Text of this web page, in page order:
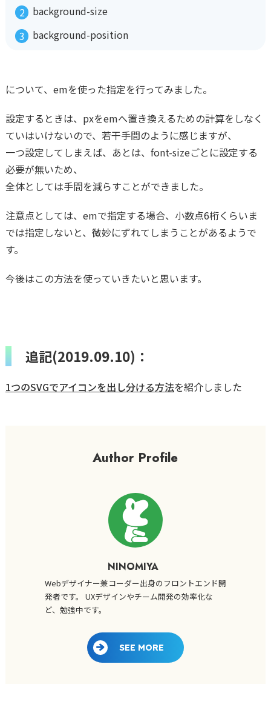
background-size
background-position
について、emを使った指定を行ってみました。
設定するときは、pxをemへ置き換えるための計算をしなく
ていはいけないので、若干手間のように感じますが、
一つ設定してしまえば、あとは、font-sizeごとに設定する
必要が無いため、
全体としては手間を減らすことができました。
注意点としては、emで指定する場合、小数点6桁くらいま
では指定しないと、微妙にずれてしまうことがあるようで
す。
今後はこの方法を使っていきたいと思います。
追記(2019.09.10)：
1つのSVGでアイコンを出し分ける方法を紹介しました
Author Profile
NINOMIYA
Webデザイナー兼コーダー出身のフロントエンド開
発者です。 UXデザインやチーム開発の効率化な
ど、勉強中です。
SEE MORE